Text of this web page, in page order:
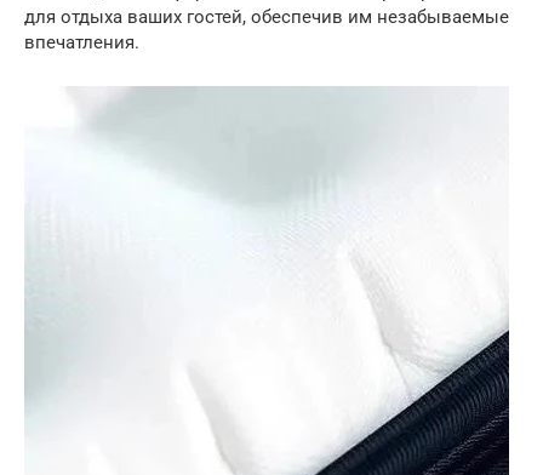
для отдыха ваших гостей, обеспечив им незабываемые
впечатления.